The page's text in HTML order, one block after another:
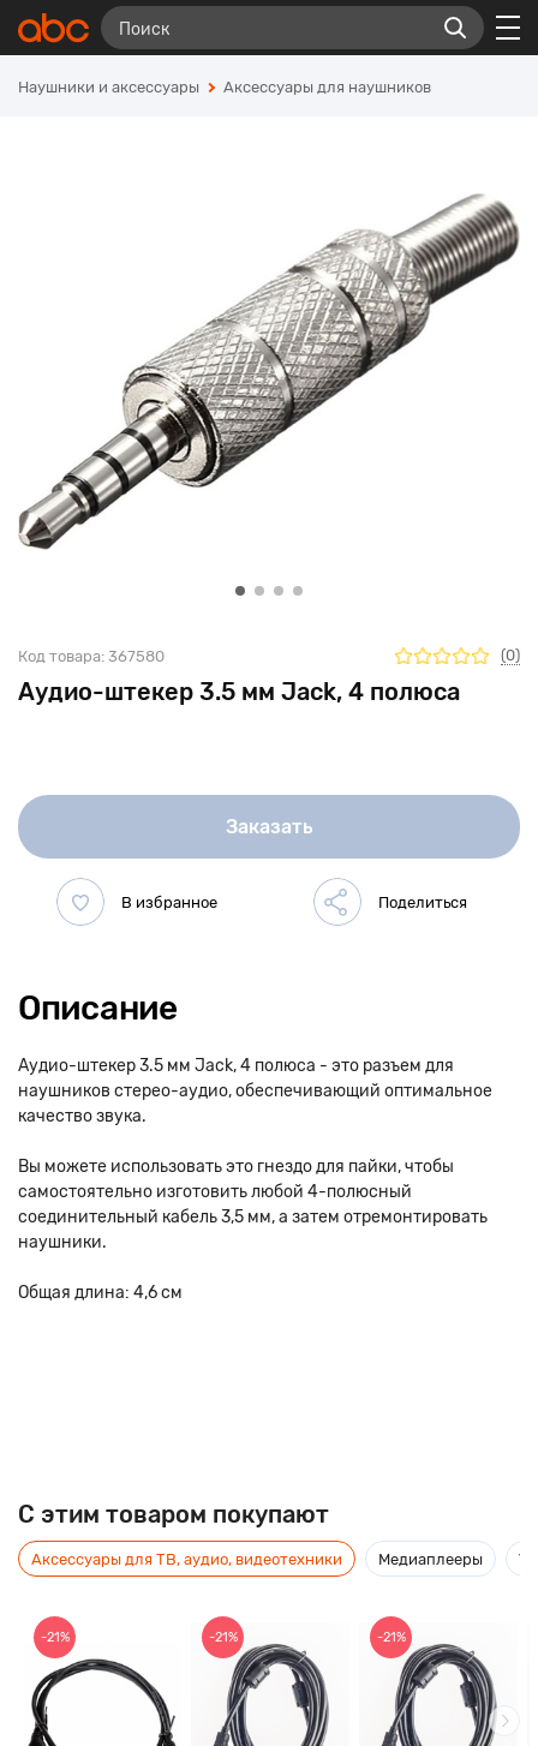
Наушники и аксессуары Аксессуары для наушников
Аудио-штекер 3.5 мм Jack, 4 полюса
Код товара: 367580 (0)
Заказать
Описание
Аудио-штекер 3.5 мм Jack, 4 полюса - это разъем для
наушников стерео-аудио, обеспечивающий оптимальное
качество звука.
Вы можете использовать это гнездо для пайки, чтобы
самостоятельно изготовить любой 4-полюсный
соединительный кабель 3,5 мм, а затем отремонтировать
наушники.
Общая длина: 4,6 см
C этим товаром покупают
Аксессуары для ТВ, аудио, видеотехники Медиаплееры
-21% -21% -21%